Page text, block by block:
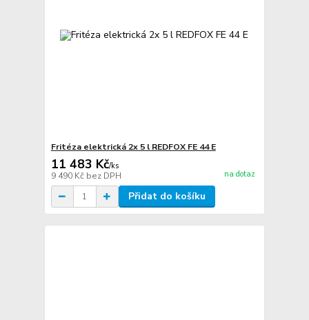
Fritéza elektrická 2x 5 l REDFOX FE 44 E
11 483 Kč/ks
9 490 Kč bez DPH na dotaz
Přidat do košíku